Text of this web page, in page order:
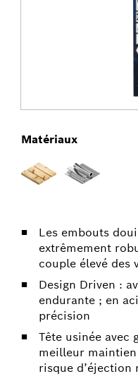
Les embouts
extrêmement
couple élevé des
Design Driven :
endurante ; en
précision
Tête usinée avec
meilleur
risque d’éjection
Matériaux